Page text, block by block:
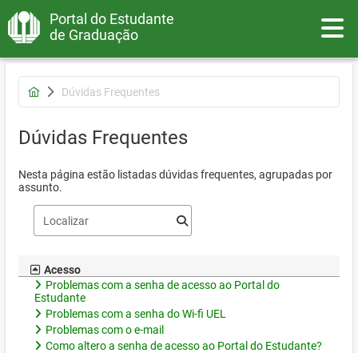
Portal do Estudante
de Graduação
Dúvidas Frequentes
Dúvidas Frequentes
Nesta página estão listadas dúvidas frequentes, agrupadas por
assunto.
Acesso
Problemas com a senha de acesso ao Portal do
Estudante
Problemas com a senha do Wi-fi UEL
Problemas com o e-mail
Como altero a senha de acesso ao Portal do Estudante?